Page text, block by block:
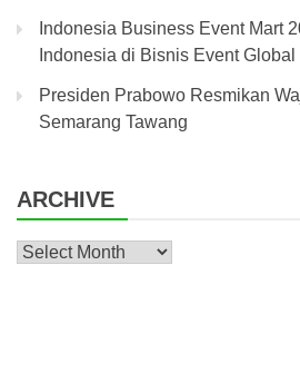
Indonesia Business Event Mart
Indonesia di Bisnis Event Global
Presiden Prabowo Resmikan
Semarang Tawang
ARCHIVE
Archive